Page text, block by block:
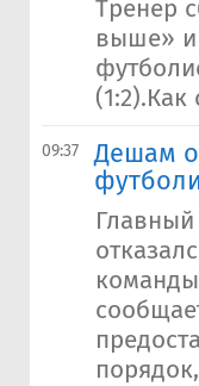
Тренер
выше» и
09:37
Дешам